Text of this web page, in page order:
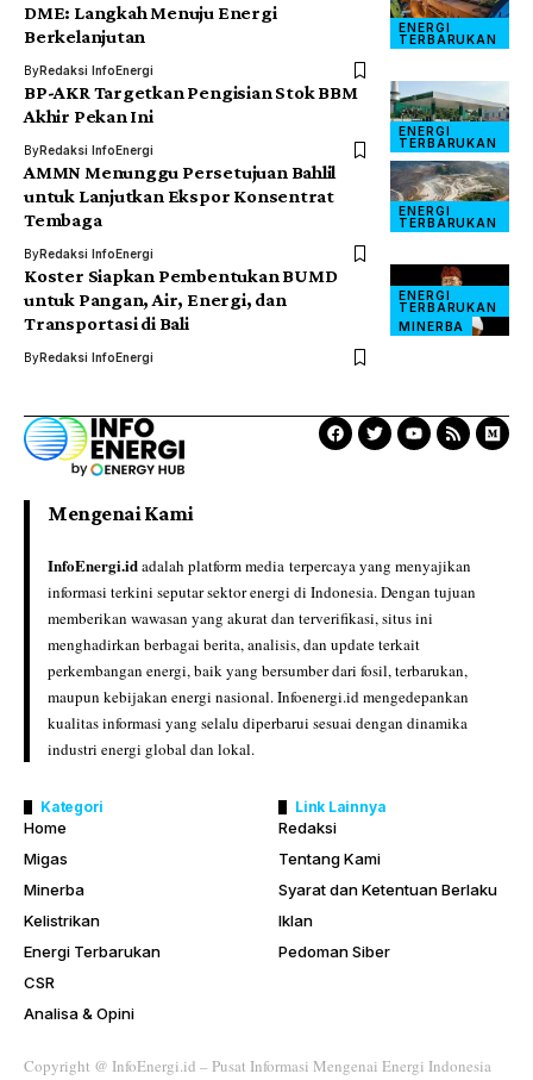
ENERGI
TERBARUKAN
DME: Langkah Menuju Energi
Berkelanjutan
ByRedaksi InfoEnergi
ENERGI
TERBARUKAN
BP-AKR Targetkan Pengisian Stok BBM
Akhir Pekan Ini
ByRedaksi InfoEnergi
ENERGI
TERBARUKAN
AMMN Menunggu Persetujuan Bahlil
untuk Lanjutkan Ekspor Konsentrat
Tembaga
ByRedaksi InfoEnergi
ENERGI
TERBARUKAN
MINERBA
Koster Siapkan Pembentukan BUMD
untuk Pangan, Air, Energi, dan
Transportasi di Bali
ByRedaksi InfoEnergi
Mengenai Kami
InfoEnergi.idadalah platform media terpercaya yang menyajikan
informasi terkini seputar sektor energi di Indonesia. Dengan tujuan
memberikan wawasan yang akurat dan terverifikasi, situs ini
menghadirkan berbagai berita, analisis, dan update terkait
perkembangan energi, baik yang bersumber dari fosil, terbarukan,
maupun kebijakan energi nasional. Infoenergi.id mengedepankan
kualitas informasi yang selalu diperbarui sesuai dengan dinamika
industri energi global dan lokal.
Kategori
Home
Migas
Minerba
Kelistrikan
Energi Terbarukan
CSR
Analisa & Opini
Link Lainnya
Redaksi
Tentang Kami
Syarat dan Ketentuan Berlaku
Iklan
Pedoman Siber
Copyright @ InfoEnergi.id – Pusat Informasi Mengenai Energi Indonesia